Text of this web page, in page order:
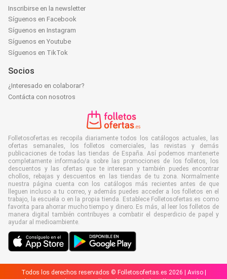
Inscribirse en la newsletter
Síguenos en Facebook
Síguenos en Instagram
Síguenos en Youtube
Síguenos en TikTok
Socios
¿Interesado en colaborar?
Contácta con nosotros
Folletosofertas.es recopila diariamente todos los catálogos actuales, las
ofertas semanales, los folletos comerciales, las revistas y demás
publicaciones de todas las tiendas de España. Así podemos mantenerte
completamente informado/a sobre las promociones de los folletos, los
descuentos y las ofertas que te interesan y también puedes encontrar
chollos, rebajas y descuentos en las tiendas de tu zona. Normalmente
nuestra página cuenta con los catálogos más recientes antes de que
lleguen incluso a tu correo, y además puedes acceder a los folletos en el
trabajo, la escuela o en la propia tienda. Establece Folletosofertas.es como
favorita para ahorrar mucho tiempo y dinero. Es más, al leer los folletos de
manera digital también contribuyes a combatir el desperdicio de papel y
ayudar al medioambiente.
Todos los derechos reservados © Folletosofertas.es 2026 | Aviso|